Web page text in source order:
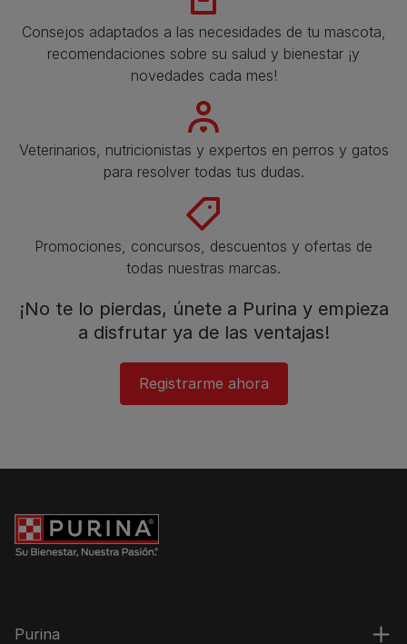
Consejos adaptados a las necesidades de tu mascota,
recomendaciones sobre su salud y bienestar ¡y
novedades cada mes!
Veterinarios, nutricionistas y expertos en perros y gatos
para resolver todas tus dudas.​
Promociones, concursos, descuentos y ofertas de
todas nuestras marcas.​
¡No te lo pierdas, únete a Purina y empieza
a disfrutar ya de las ventajas!​
Registrarme ahora
Purina